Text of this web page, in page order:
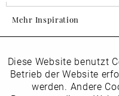
Mehr Inspiration
Folgen Sie
Funktionale
Diese Website benutzt
Betrieb der Website
werden. Andere